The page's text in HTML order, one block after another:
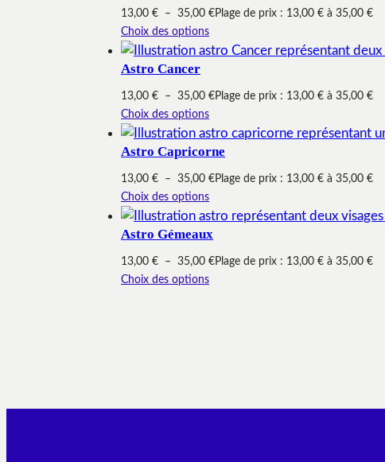
13,00 € – 35,00 €Plage de prix : 13,00 € à 35,00 €
Choix des options
Astro Cancer
13,00 € – 35,00 €Plage de prix : 13,00 € à 35,00 €
Choix des options
Astro Capricorne
13,00 € – 35,00 €Plage de prix : 13,00 € à 35,00 €
Choix des options
Astro Gémeaux
13,00 € – 35,00 €Plage de prix : 13,00 € à 35,00 €
Choix des options